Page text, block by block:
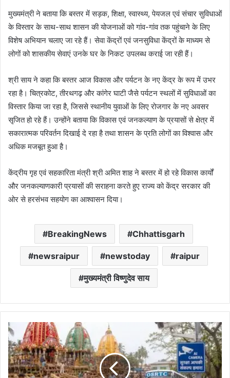
मुख्यमंत्री ने बताया कि बस्तर में सड़क, शिक्षा, स्वास्थ्य, पेयजल एवं संचार सुविधाओं
के विस्तार के साथ-साथ शासन की योजनाओं को गांव-गांव तक पहुंचाने के लिए
विशेष अभियान चलाए जा रहे हैं। सेवा केंद्रों एवं जनसुविधा केंद्रों के माध्यम से
लोगों को शासकीय सेवाएं उनके घर के निकट उपलब्ध कराई जा रही हैं।
श्री साय ने कहा कि बस्तर आज विकास और पर्यटन के नए केंद्र के रूप में उभर
रहा है। चित्रकोट, तीरथगढ़ और कांगेर घाटी जैसे पर्यटन स्थलों में सुविधाओं का
विस्तार किया जा रहा है, जिससे स्थानीय युवाओं के लिए रोजगार के नए अवसर
सृजित हो रहे हैं। उन्होंने बताया कि विकास एवं जनकल्याण के प्रयासों से क्षेत्र में
सकारात्मक परिवर्तन दिखाई दे रहा है तथा शासन के प्रति लोगों का विश्वास और
अधिक मजबूत हुआ है।
केंद्रीय गृह एवं सहकारिता मंत्री श्री अमित शाह ने बस्तर में हो रहे विकास कार्यों
और जनकल्याणकारी प्रयासों की सराहना करते हुए राज्य को केंद्र सरकार की
ओर से हरसंभव सहयोग का आश्वासन दिया।
BreakingNews Chhattisgarh
newsraipur newstoday raipur
मुख्यमंत्री विष्णुदेव साय